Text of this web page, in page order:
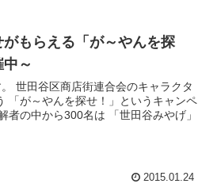
もらえる「が～やんを探
～
クタ
「が～やんを探せ！」というキャンペ
2015.01.24